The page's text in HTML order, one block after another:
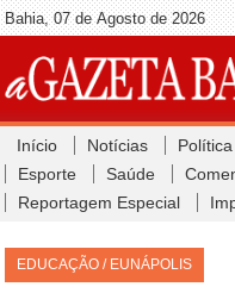
Bahia, 07 de Agosto de 2026
Início Notícias Política
Esporte
Saúde
Reportagem Especial
EDUCAÇÃO / EUNÁPOLIS